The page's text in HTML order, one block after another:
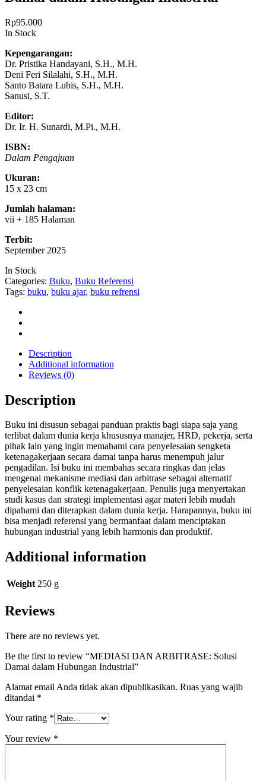
Rp95.000
In Stock
Kepengarangan:
Dr. Pristika Handayani, S.H., M.H.
Deni Feri Silalahi, S.H., M.H.
Santo Batara Lubis, S.H., M.H.
Sanusi, S.T.
Editor:
Dr. Ir. H. Sunardi, M.Pi., M.H.
ISBN:
Dalam Pengajuan
Ukuran:
15 x 23 cm
Jumlah halaman:
vii + 185 Halaman
Terbit:
September 2025
In Stock
Categories: Buku, Buku Referensi
Tags: buku, buku ajar, buku refrensi
Description
Additional information
Reviews (0)
Description
Buku ini disusun sebagai panduan praktis bagi siapa saja yang
terlibat dalam dunia kerja khususnya manajer, HRD, pekerja, serta
pihak lain yang ingin memahami cara penyelesaian sengketa
ketenagakerjaan secara damai tanpa harus menempuh jalur
pengadilan. Isi buku ini membahas secara ringkas dan jelas
mengenai mekanisme mediasi dan arbitrase sebagai alternatif
penyelesaian konflik ketenagakerjaan. Penulis juga menyertakan
studi kasus dan strategi implementasi agar materi lebih mudah
dipahami dan diterapkan dalam dunia kerja. Harapannya, buku ini
bisa menjadi referensi yang bermanfaat dalam menciptakan
hubungan industrial yang lebih harmonis dan produktif.
Additional information
Weight 250 g
Reviews
There are no reviews yet.
Be the first to review “MEDIASI DAN ARBITRASE: Solusi
Damai dalam Hubungan Industrial”
Alamat email Anda tidak akan dipublikasikan. Ruas yang wajib
ditandai *
Your rating *
Your review *